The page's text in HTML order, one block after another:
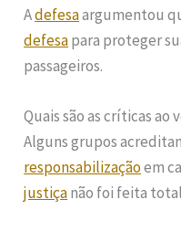
Adefesaargumentou
defesapara proteger
passageiros.
Quais são as críticas ao
Alguns grupos
responsabilizaçãoem
justiçanão foi feita